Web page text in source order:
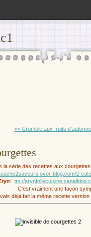
<< Crumble aux fruits
la série des recettes aux
blog.com/2-
: ttp://
C'est vraiment une façon
déjà fait la même recette